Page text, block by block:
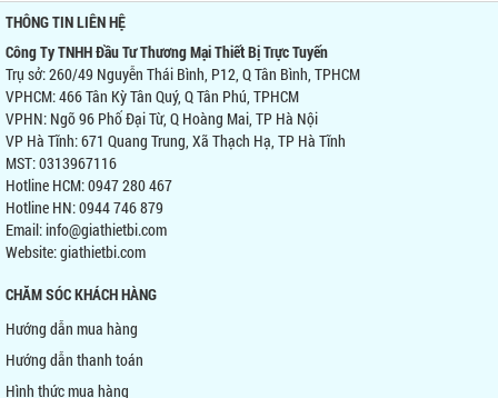
THÔNG TIN LIÊN HỆ
Công Ty TNHH Đầu Tư Thương Mại Thiết Bị Trực Tuyến
Trụ sở: 260/49 Nguyễn Thái Bình, P12, Q Tân Bình, TPHCM
VPHCM: 466 Tân Kỳ Tân Quý, Q Tân Phú, TPHCM
VPHN: Ngõ 96 Phố Đại Từ, Q Hoàng Mai, TP Hà Nội
VP Hà Tĩnh: 671 Quang Trung, Xã Thạch Hạ, TP Hà Tĩnh
MST: 0313967116
Hotline HCM: 0947 280 467
Hotline HN: 0944 746 879
Email: info@giathietbi.com
Website:giathietbi.com
CHĂM SÓC KHÁCH HÀNG
Hướng dẫn mua hàng
Hướng dẫn thanh toán
Hình thức mua hàng